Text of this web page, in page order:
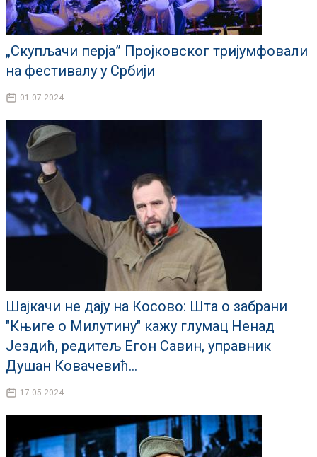
„Скупљачи перја” Пројковског тријумфовали
на фестивалу у Србији
01.07.2024
Шајкачи не дају на Косово: Шта о забрани
"Књиге о Милутину" кажу глумац Ненад
Јездић, редитељ Егон Савин, управник
Душан Ковачевић...
17.05.2024